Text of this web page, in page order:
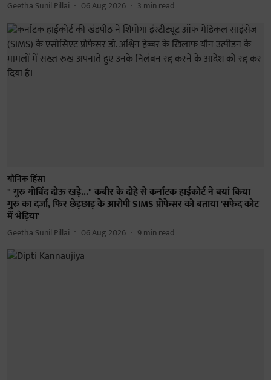
Geetha Sunil Pillai 06 Aug 2026 3 min read
यौनिक हिंसा
" गुरु गोविंद दोऊ खड़े..." कबीर के दोहे से कर्नाटक हाईकोर्ट ने बयां किया
गुरु का दर्जा, फिर छेड़छाड़ के आरोपी SIMS प्रोफेसर को बताया 'सफेद कोट
में भेड़िया'
Geetha Sunil Pillai 06 Aug 2026 9min read